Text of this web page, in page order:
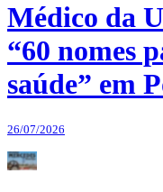
Médico da
“60 nomes
saúde” em
26/07/2026